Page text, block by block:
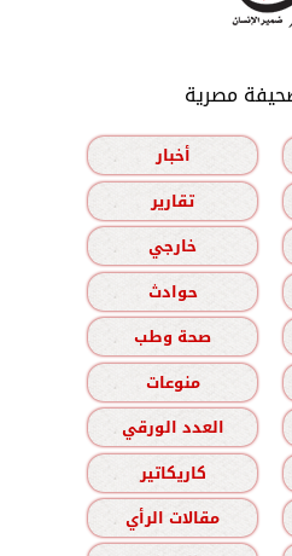
مصرية
أخبار
تقارير
خارجي
حوادث
صحة وطب
منوعات
العدد الورقي
كاريكاتير
مقالات الرأي